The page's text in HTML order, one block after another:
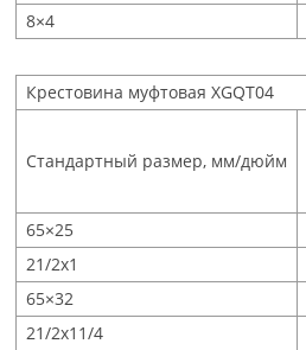
8×4
Крестовина муфтовая XGQT04
Стандартный размер, мм/дюйм
65×25
21/2x1
65×32
21/2x11/4